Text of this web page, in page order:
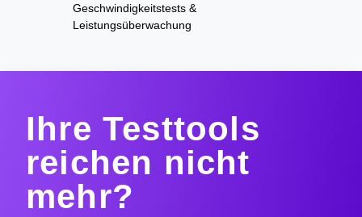
Geschwindigkeitstests &
Leistungsüberwachung
Ihre Testtools
reichen nicht
mehr?